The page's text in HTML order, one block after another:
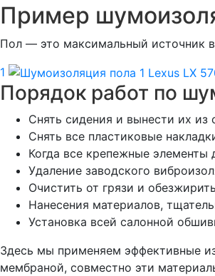
Пример
Пол — это максимальный источник
1
Порядок работ по
Снять сидения и вынести их из
Снять все пластиковые
Когда все крепежные
Удаление заводского
Очистить от грязи и
Нанесения материалов,
Установка всей салонной
Здесь мы применяем эффективные
мембраной, совместно эти